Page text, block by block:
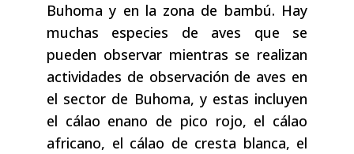
Buhoma y en la zona de bambú. Hay
muchas especies de aves que se
pueden observar mientras se realizan
actividades de observación de aves en
el sector de Buhoma, y estas incluyen
el cálao enano de pico rojo, el cálao
africano, el cálao de cresta blanca, el